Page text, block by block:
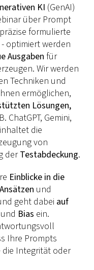
KI (GenAI)
über Prompt
formulierte
- optimiert werden
Ausgabenfür
Wir werden
Techniken und
ermöglichen,
Lösungen,
ChatGPT, Gemini,
die
von
derTestabdeckung.
Einblicke in die
und
geht dabei auf
und Bias ein.
Ihre Prompts
die Integrität oder